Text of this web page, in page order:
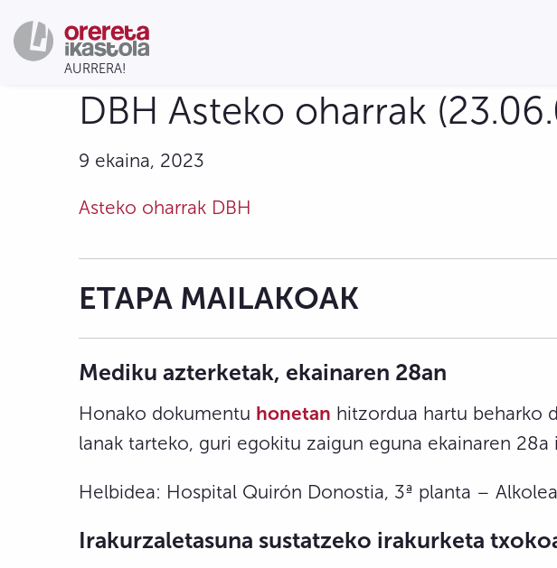
DBH Asteko oharrak
9 ekaina, 2023
Asteko oharrak DBH
ETAPA MAILAKOAK
Mediku azterketak, ekainaren 28an
Honako dokumentu honetan hitzordua hartu beharko
lanak tarteko, guri egokitu zaigun eguna ekainaren 28a
Helbidea: Hospital Quirón Donostia, 3ª planta –
Irakurzaletasuna sustatzeko irakurketa